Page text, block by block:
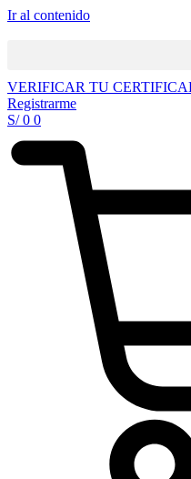
Ir al contenido
VERIFICAR TU
Registrarme
S/0 0